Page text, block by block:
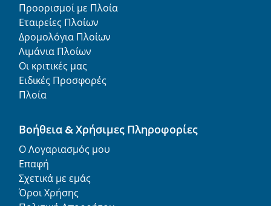
Προορισμοί με Πλοία
Εταιρείες Πλοίων
Δρομολόγια Πλοίων
Λιμάνια Πλοίων
Οι κριτικές μας
Ειδικές Προσφορές
Πλοία
Βοήθεια & Χρήσιμες Πληροφορίες
Ο Λογαριασμός μου
Επαφή
Σχετικά με εμάς
Όροι Χρήσης